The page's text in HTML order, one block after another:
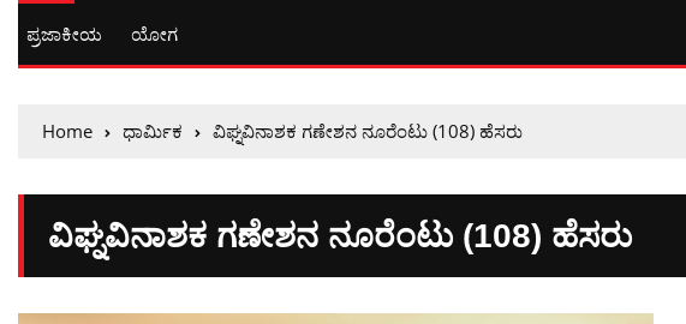
ಪ್ರಜಾಕೀಯ ಯೋಗ
Home ಧಾರ್ಮಿಕ ವಿಘ್ನವಿನಾಶಕ ಗಣೇಶನ ನೂರೆಂಟು (108) ಹೆಸರು
ವಿಘ್ನವಿನಾಶಕ ಗಣೇಶನ ನೂರೆಂಟು (108) ಹೆಸರು